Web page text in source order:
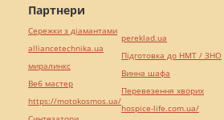
Партнери
Сережки з діамантами
alliancetechnika.ua
миралинкс
Веб мастер
https://motokosmos.ua/
pereklad.ua
Підготовка до НМТ / ЗНО
Винна шафа
Перевезення хворих
hospice-life.com.ua/